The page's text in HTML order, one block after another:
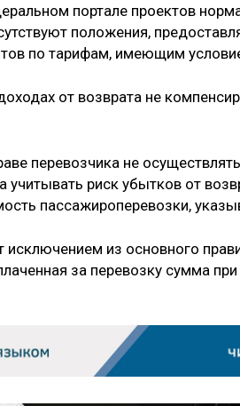
портале проектов
положения,
по тарифам, имеющим
от возврата не
перевозчика не
риск убытков от
пассажироперевозки,
исключением из основного
за перевозку сумма